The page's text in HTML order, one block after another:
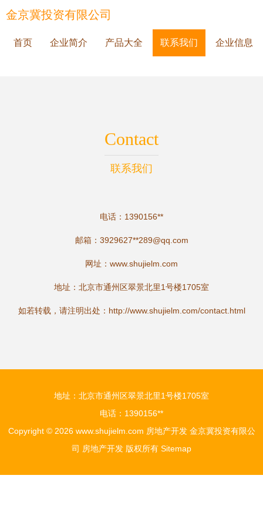
金京冀投资有限公司
首页 企业简介 产品大全 联系我们 企业信息
Contact
联系我们
电话：1390156**
邮箱：3929627**289@qq.com
网址： www.shujielm.com
地址：北京市通州区翠景北里1号楼1705室
如若转载，请注明出处：http://www.shujielm.com/contact.html
地址：北京市通州区翠景北里1号楼1705室
电话：1390156**
Copyright © 2026 www.shujielm.com 房地产开发 金京冀投资有限公
司 房地产开发 版权所有 Sitemap